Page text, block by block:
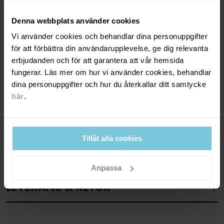
Denna webbplats använder cookies
Vi använder cookies och behandlar dina personuppgifter
för att förbättra din användarupplevelse, ge dig relevanta
erbjudanden och för att garantera att vår hemsida
fungerar. Läs mer om hur vi använder cookies, behandlar
dina personuppgifter och hur du återkallar ditt samtycke
här.
Tillåt alla cookies
Anpassa
ANDNINGSFÖRMÅGA6/6
Andning minst 7000g/m2/24h
Optimal andningsförmåga. Plagget passar för väldigt
aktiva lekar.
MATERIAL & SKÖTSELRÅD
LEVERANS & RETUR